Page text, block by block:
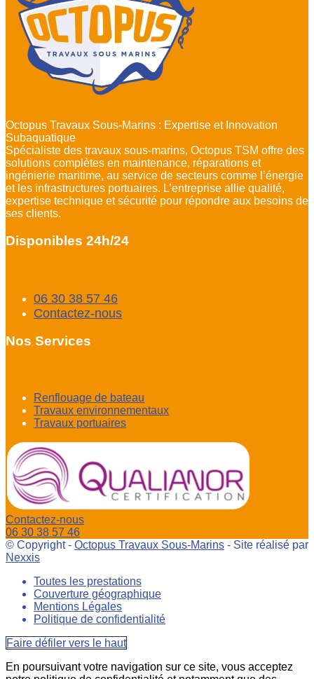
Octopus Travaux Sous-Marins : Expertise et Innovation
Subaquatique
Spécialiste des travaux sous-marins, Octopus TSM offre des
solutions complètes en maintenance, réparations et
ingénierie maritime, au service de secteurs comme l’énergie
et les infrastructures portuaires. L’entreprise allie qualité,
expertise technique et sécurité pour répondre aux besoins de
ses clients.
Disponibles 24h/24
06 30 38 57 46
Contactez-nous
Nos Services
Renflouage de bateau
Travaux environnementaux
Travaux portuaires
Contactez-nous
06 30 38 57 46
© Copyright - Octopus Travaux Sous-Marins - Site réalisé par
Nexxis
Toutes les prestations
Couverture géographique
Mentions Légales
Politique de confidentialité
Faire défiler vers le haut
En poursuivant votre navigation sur ce site, vous acceptez